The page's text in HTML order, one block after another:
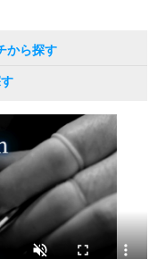
から探す